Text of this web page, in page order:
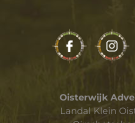
Oisterwijk
Landal Klein